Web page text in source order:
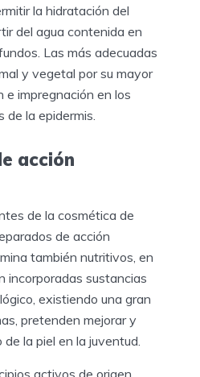
la hidratación del
del agua contenida en
Las más adecuadas
y vegetal por su mayor
e impregnación en los
de la epidermis.
acción
de la cosmética de
de acción
también nutritivos, en
incorporadas sustancias
existiendo una gran
pretenden mejorar y
la piel en la juventud.
activos de origen